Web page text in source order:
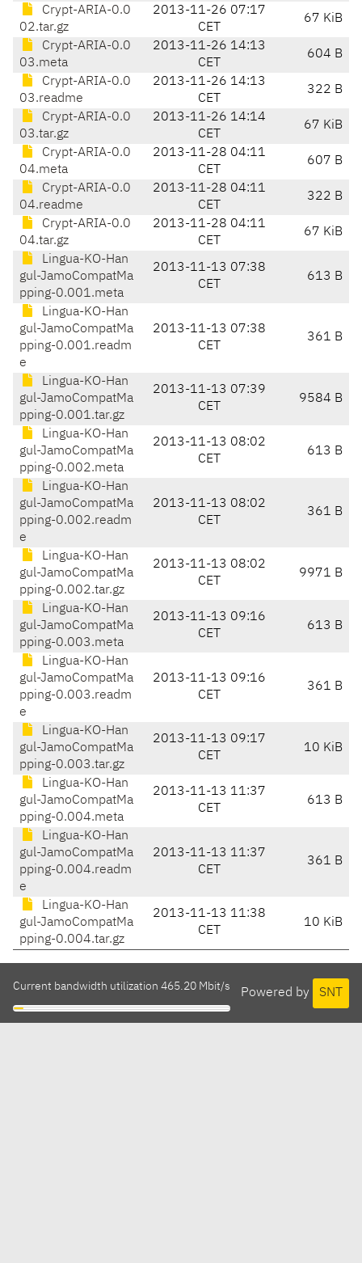
Crypt-ARIA-0.0
02.tar.gz
2013-11-26 07:17
CET
67 KiB
Crypt-ARIA-0.0
03.meta
2013-11-26 14:13
CET
604 B
Crypt-ARIA-0.0
03.readme
2013-11-26 14:13
CET
322 B
Crypt-ARIA-0.0
03.tar.gz
2013-11-26 14:14
CET
67 KiB
Crypt-ARIA-0.0
04.meta
2013-11-28 04:11
CET
607 B
Crypt-ARIA-0.0
04.readme
2013-11-28 04:11
CET
322 B
Crypt-ARIA-0.0
04.tar.gz
2013-11-28 04:11
CET
67 KiB
Lingua-KO-Han
gul-JamoCompatMa
pping-0.001.meta
2013-11-13 07:38
CET
613 B
Lingua-KO-Han
gul-JamoCompatMa
pping-0.001.readm
e
2013-11-13 07:38
CET
361 B
Lingua-KO-Han
gul-JamoCompatMa
pping-0.001.tar.gz
2013-11-13 07:39
CET
9584 B
Lingua-KO-Han
gul-JamoCompatMa
pping-0.002.meta
2013-11-13 08:02
CET
613 B
Lingua-KO-Han
gul-JamoCompatMa
pping-0.002.readm
e
2013-11-13 08:02
CET
361 B
Lingua-KO-Han
gul-JamoCompatMa
pping-0.002.tar.gz
2013-11-13 08:02
CET
9971 B
Lingua-KO-Han
gul-JamoCompatMa
pping-0.003.meta
2013-11-13 09:16
CET
613 B
Lingua-KO-Han
gul-JamoCompatMa
pping-0.003.readm
e
2013-11-13 09:16
CET
361 B
Lingua-KO-Han
gul-JamoCompatMa
pping-0.003.tar.gz
2013-11-13 09:17
CET
10 KiB
Lingua-KO-Han
gul-JamoCompatMa
pping-0.004.meta
2013-11-13 11:37
CET
613 B
Lingua-KO-Han
gul-JamoCompatMa
pping-0.004.readm
e
2013-11-13 11:37
CET
361 B
Lingua-KO-Han
gul-JamoCompatMa
pping-0.004.tar.gz
2013-11-13 11:38
CET
10 KiB
Powered by SNT
Current bandwidth utilization 465.20 Mbit/s